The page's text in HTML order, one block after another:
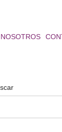
NOSOTROS